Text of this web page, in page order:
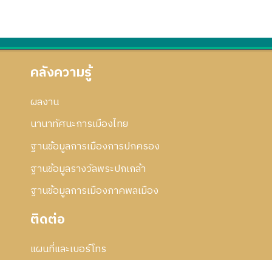
ร
แ
ก
า
2
5
คลังความรู้
ผลงาน
นานาทัศนะการเมืองไทย
ฐานข้อมูลการเมืองการปกครอง
ฐานข้อมูลรางวัลพระปกเกล้า
ฐานข้อมูลการเมืองภาคพลเมือง
ติดต่อ
แผนที่และเบอร์โทร